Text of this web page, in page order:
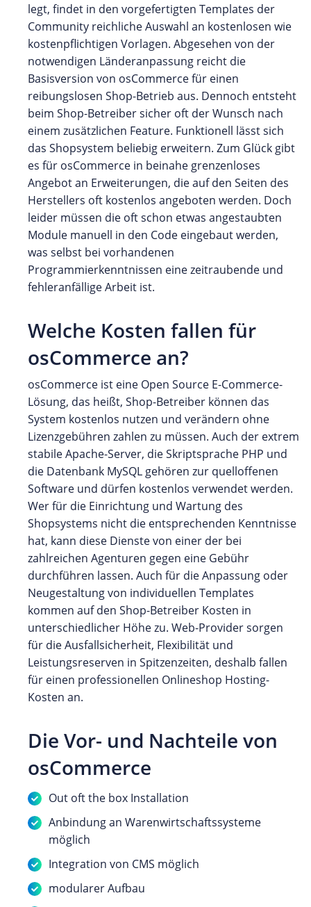
legt, findet in den vorgefertigten Templates der
Community reichliche Auswahl an kostenlosen wie
kostenpflichtigen Vorlagen. Abgesehen von der
notwendigen Länderanpassung reicht die
Basisversion von osCommerce für einen
reibungslosen Shop-Betrieb aus. Dennoch entsteht
beim Shop-Betreiber sicher oft der Wunsch nach
einem zusätzlichen Feature. Funktionell lässt sich
das Shopsystem beliebig erweitern. Zum Glück gibt
es für osCommerce in beinahe grenzenloses
Angebot an Erweiterungen, die auf den Seiten des
Herstellers oft kostenlos angeboten werden. Doch
leider müssen die oft schon etwas angestaubten
Module manuell in den Code eingebaut werden,
was selbst bei vorhandenen
Programmierkenntnissen eine zeitraubende und
fehleranfällige Arbeit ist.
Welche Kosten fallen für
osCommerce an?
osCommerce ist eine Open Source E-Commerce-
Lösung, das heißt, Shop-Betreiber können das
System kostenlos nutzen und verändern ohne
Lizenzgebühren zahlen zu müssen. Auch der extrem
stabile Apache-Server, die Skriptsprache PHP und
die Datenbank MySQL gehören zur quelloffenen
Software und dürfen kostenlos verwendet werden.
Wer für die Einrichtung und Wartung des
Shopsystems nicht die entsprechenden Kenntnisse
hat, kann diese Dienste von einer der bei
zahlreichen Agenturen gegen eine Gebühr
durchführen lassen. Auch für die Anpassung oder
Neugestaltung von individuellen Templates
kommen auf den Shop-Betreiber Kosten in
unterschiedlicher Höhe zu. Web-Provider sorgen
für die Ausfallsicherheit, Flexibilität und
Leistungsreserven in Spitzenzeiten, deshalb fallen
für einen professionellen Onlineshop Hosting-
Kosten an.
Die Vor- und Nachteile von
osCommerce
Out oft the box Installation
Anbindung an Warenwirtschaftssysteme
möglich
Integration von CMS möglich
modularer Aufbau